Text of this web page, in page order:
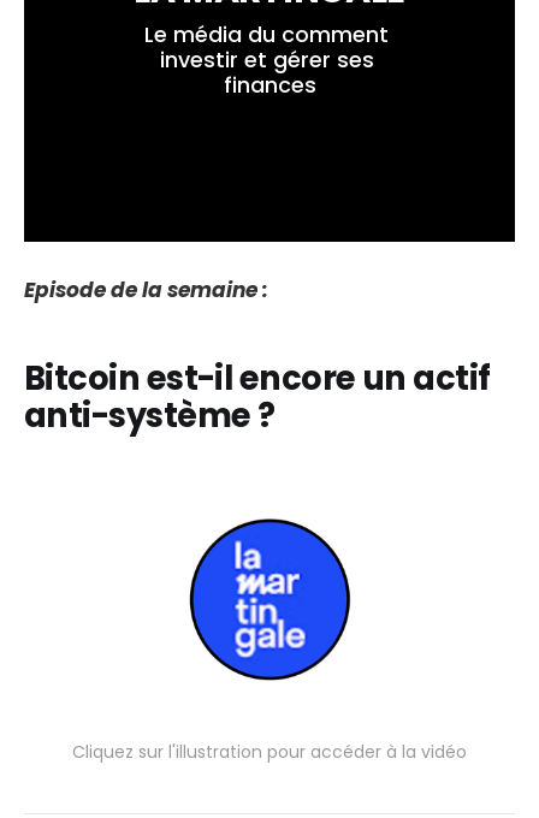
Le média du comment
investir et gérer ses
finances
Episode de la semaine :
Bitcoin est-il encore un actif
anti-système ?
Cliquez sur l'illustration pour accéder à la vidéo